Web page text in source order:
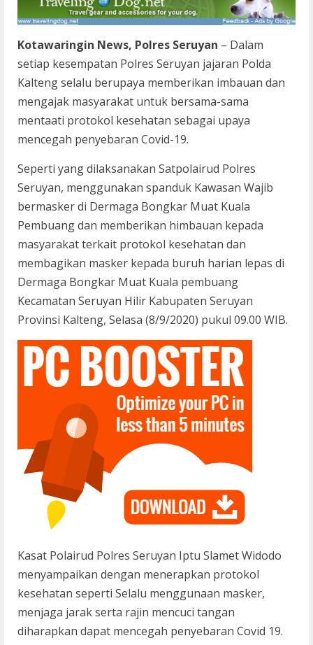
Kotawaringin News, Polres Seruyan – Dalam
setiap kesempatan Polres Seruyan jajaran Polda
Kalteng selalu berupaya memberikan imbauan dan
mengajak masyarakat untuk bersama-sama
mentaati protokol kesehatan sebagai upaya
mencegah penyebaran Covid-19.
Seperti yang dilaksanakan Satpolairud Polres
Seruyan, menggunakan spanduk Kawasan Wajib
bermasker di Dermaga Bongkar Muat Kuala
Pembuang dan memberikan himbauan kepada
masyarakat terkait protokol kesehatan dan
membagikan masker kepada buruh harian lepas di
Dermaga Bongkar Muat Kuala pembuang
Kecamatan Seruyan Hilir Kabupaten Seruyan
Provinsi Kalteng, Selasa (8/9/2020) pukul 09.00 WIB.
Kasat Polairud Polres Seruyan Iptu Slamet Widodo
menyampaikan dengan menerapkan protokol
kesehatan seperti Selalu menggunaan masker,
menjaga jarak serta rajin mencuci tangan
diharapkan dapat mencegah penyebaran Covid 19.